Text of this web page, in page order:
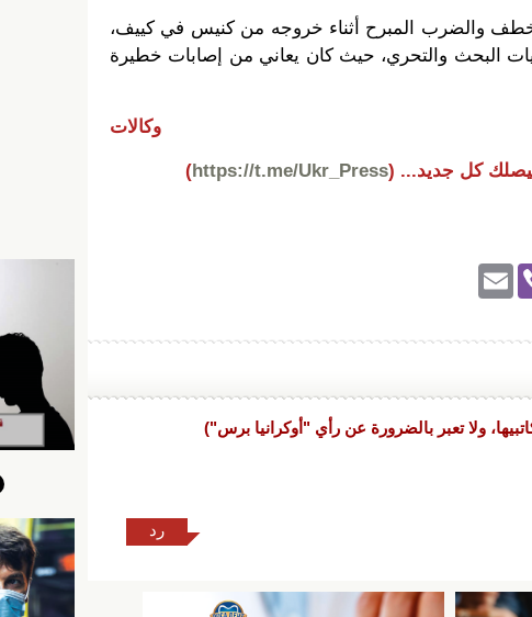
والضرب المبرح أثناء خروجه من كنيس في كييف،
البحث والتحري، حيث كان يعاني من إصابات خطيرة
وكالات
كل جديد... (
https://t.me/Ukr_Press
)
Vi
er
ail
ولا تعبر بالضرورة عن رأي "أوكرانيا برس")
رد